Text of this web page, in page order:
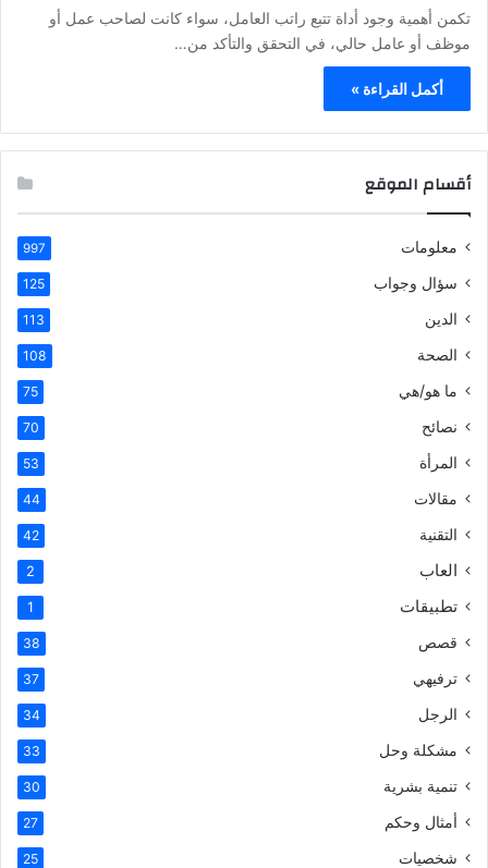
تكمن أهمية وجود أداة تتبع راتب العامل، سواء كانت لصاحب عمل أو
موظف أو عامل حالي، في التحقق والتأكد من…
أكمل القراءة »
أقسام الموقع
معلومات 997
سؤال وجواب 125
الدين 113
الصحة 108
ما هو/هي 75
نصائح 70
المرأة 53
مقالات 44
التقنية 42
العاب 2
تطبيقات 1
قصص 38
ترفيهي 37
الرجل 34
مشكلة وحل 33
تنمية بشرية 30
أمثال وحكم 27
شخصيات 25